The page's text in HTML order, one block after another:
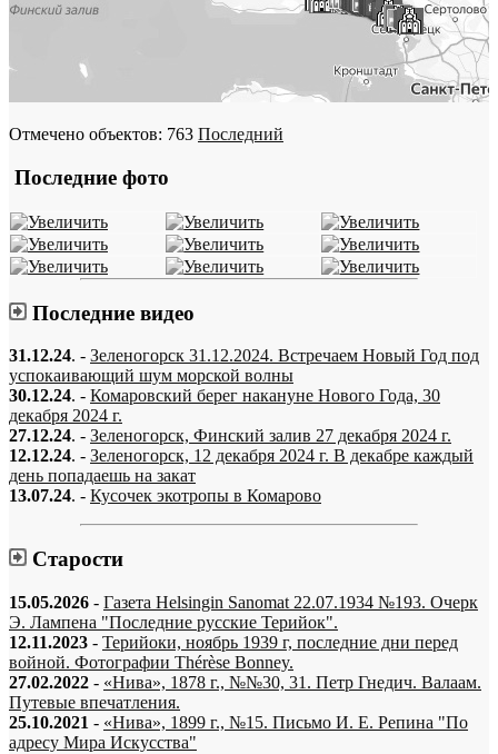
Отмечено объектов: 763 Последний
Последние фото
Последние видео
31.12.24. - Зеленогорск 31.12.2024. Встречаем Новый Год под
успокаивающий шум морской волны
30.12.24. - Комаровский берег накануне Нового Года, 30
декабря 2024 г.
27.12.24. - Зеленогорск, Финский залив 27 декабря 2024 г.
12.12.24. - Зеленогорск, 12 декабря 2024 г. В декабре каждый
день попадаешь на закат
13.07.24. - Кусочек экотропы в Комарово
Старости
15.05.2026 - Газета Helsingin Sanomat 22.07.1934 №193. Очерк
Э. Лампена "Последние русские Терийок".
12.11.2023 - Терийоки, ноябрь 1939 г, последние дни перед
войной. Фотографии Thérèse Bonney.
27.02.2022 - «Нива», 1878 г., №№30, 31. Петр Гнедич. Валаам.
Путевые впечатления.
25.10.2021 - «Нива», 1899 г., №15. Письмо И. Е. Репина "По
адресу Мира Искусства"